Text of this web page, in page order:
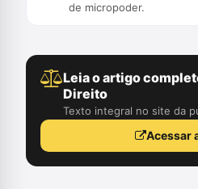
de micropoder.
Leia o artigo
Direito
Texto integral no site da
Acessar